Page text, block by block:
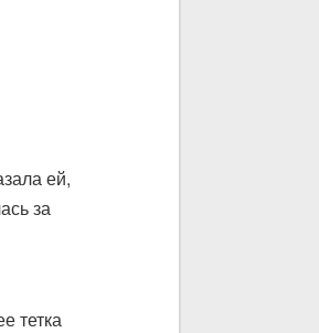
ей,
за
тетка